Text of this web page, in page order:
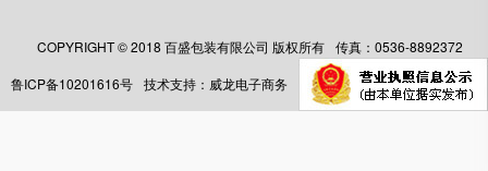
COPYRIGHT ©️ 2018 百盛包装有限公司 版权所有
传真：0536-8892372
鲁ICP备10201616号 技术支持：威龙电子商务